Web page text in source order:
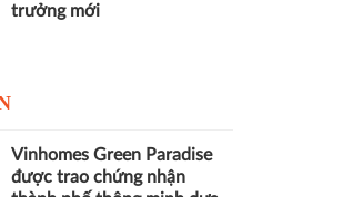
trưởng mới
Vinhomes Green Paradise
được trao chứng nhận